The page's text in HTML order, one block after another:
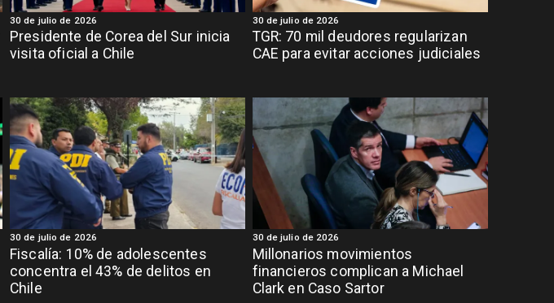
Presidente de Corea del Sur inicia
visita oficial a Chile
30 de julio de 2026
TGR: 70 mil deudores regularizan
CAE para evitar acciones judiciales
30 de julio de 2026
Fiscalía: 10% de adolescentes
concentra el 43% de delitos en
Chile
30 de julio de 2026
Millonarios movimientos
financieros complican a Michael
Clark en Caso Sartor
30 de julio de 2026